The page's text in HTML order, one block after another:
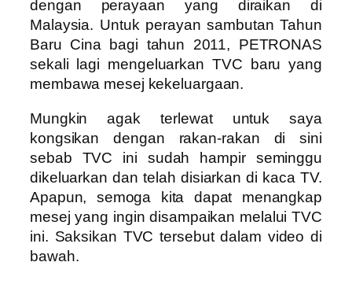
dengan perayaan yang diraikan di
Malaysia. Untuk perayan sambutan Tahun
Baru Cina bagi tahun 2011, PETRONAS
sekali lagi mengeluarkan TVC baru yang
membawa mesej kekeluargaan.
Mungkin agak terlewat untuk saya
kongsikan dengan rakan-rakan di sini
sebab TVC ini sudah hampir seminggu
dikeluarkan dan telah disiarkan di kaca TV.
Apapun, semoga kita dapat menangkap
mesej yang ingin disampaikan melalui TVC
ini. Saksikan TVC tersebut dalam video di
bawah.